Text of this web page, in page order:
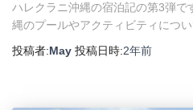
ハレクラニ沖縄の宿泊記の第3弾で
縄のプールやアクティビティにつ
投稿者:May 投稿日時:2年前